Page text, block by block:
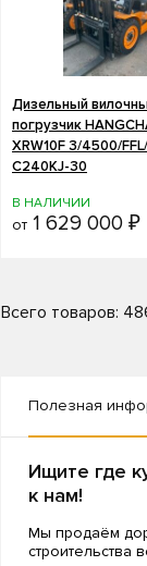
Дизельный
погрузчик
XRW10F 3/4500/
C240KJ-30
В НАЛИЧИИ
от 1 629 000 ₽
Всего товаров:
Полезная
Ищите где
к нам!
Мы продаём
строительства